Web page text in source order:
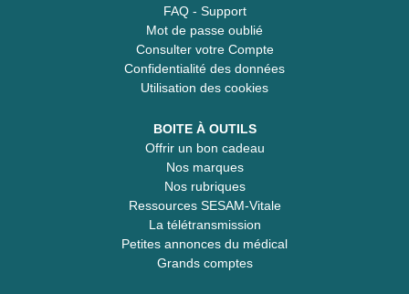
FAQ - Support
Mot de passe oublié
Consulter votre Compte
Confidentialité des données
Utilisation des cookies
BOITE À OUTILS
Offrir un bon cadeau
Nos marques
Nos rubriques
Ressources SESAM-Vitale
La télétransmission
Petites annonces du médical
Grands comptes